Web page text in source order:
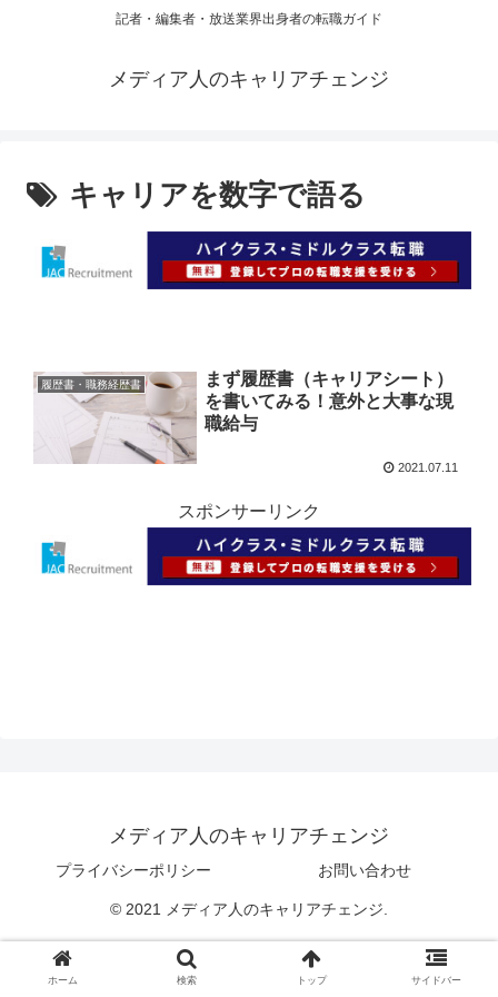
記者・編集者・放送業界出身者の転職ガイド
メディア人のキャリアチェンジ
キャリアを数字で語る
履歴書・職務経歴書
まず履歴書（キャリアシート）
を書いてみる！意外と大事な現
職給与
2021.07.11
スポンサーリンク
メディア人のキャリアチェンジ
プライバシーポリシー お問い合わせ
© 2021 メディア人のキャリアチェンジ.
ホーム 検索 トップ サイドバー